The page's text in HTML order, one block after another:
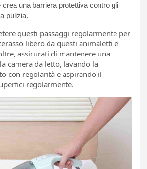
crea una barriera protettiva contro gli
pulizia.
questi passaggi regolarmente per
libero da questi animaletti e
assicurati di mantenere una
camera da letto, lavando la
con regolarità e aspirando il
regolarmente.